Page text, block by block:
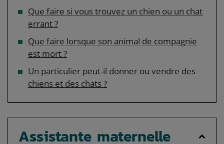
Que faire si vous trouvez un chien ou un chat
errant ?
Que faire lorsque son animal de compagnie
est mort ?
Un particulier peut-il donner ou vendre des
chiens et des chats ?
Assistante maternelle